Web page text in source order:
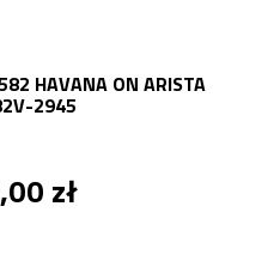
HAVANA ON ARISTA
2945
zł